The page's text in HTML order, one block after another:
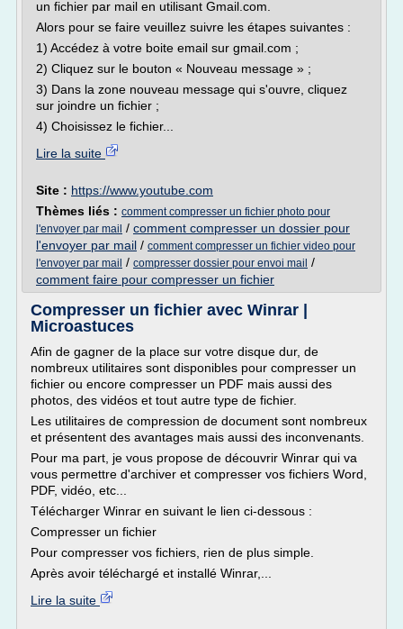
un fichier par mail en utilisant Gmail.com.
Alors pour se faire veuillez suivre les étapes suivantes :
1) Accédez à votre boite email sur gmail.com ;
2) Cliquez sur le bouton « Nouveau message » ;
3) Dans la zone nouveau message qui s'ouvre, cliquez
sur joindre un fichier ;
4) Choisissez le fichier...
Lire la suite
Site : https://www.youtube.com
Thèmes liés : comment compresser un fichier photo pour
l'envoyer par mail / comment compresser un dossier pour
l'envoyer par mail / comment compresser un fichier video pour
l'envoyer par mail / compresser dossier pour envoi mail /
comment faire pour compresser un fichier
Compresser un fichier avec Winrar |
Microastuces
Afin de gagner de la place sur votre disque dur, de
nombreux utilitaires sont disponibles pour compresser un
fichier ou encore compresser un PDF mais aussi des
photos, des vidéos et tout autre type de fichier.
Les utilitaires de compression de document sont nombreux
et présentent des avantages mais aussi des inconvenants.
Pour ma part, je vous propose de découvrir Winrar qui va
vous permettre d'archiver et compresser vos fichiers Word,
PDF, vidéo, etc...
Télécharger Winrar en suivant le lien ci-dessous :
Compresser un fichier
Pour compresser vos fichiers, rien de plus simple.
Après avoir téléchargé et installé Winrar,...
Lire la suite